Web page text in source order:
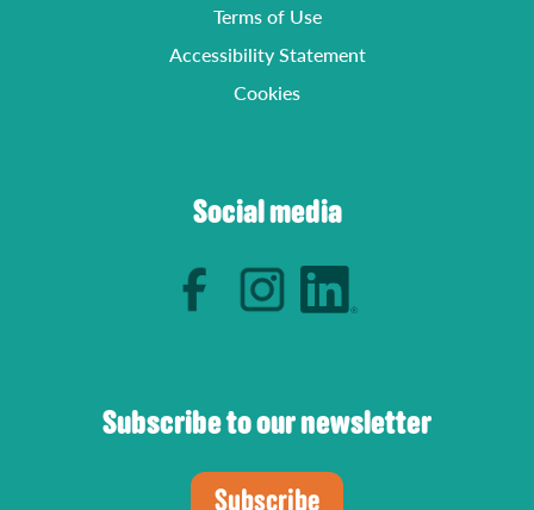
Terms of Use
Accessibility Statement
Cookies
Social media
Subscribe to our newsletter
Subscribe